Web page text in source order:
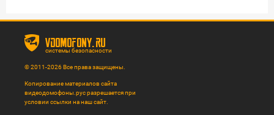
vdomofony.ru
системы безопасности
© 2011-2026 Все права защищены.
Копирование материалов сайта
видеодомофоны.рус разрешается при
условии ссылки на наш сайт.